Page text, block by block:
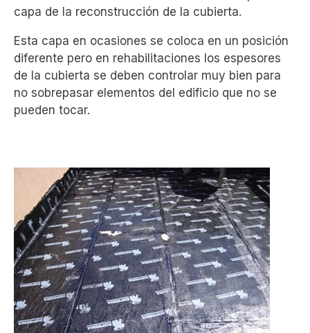
capa de la reconstrucción de la cubierta.
Esta capa en ocasiones se coloca en un posición
diferente pero en rehabilitaciones los espesores
de la cubierta se deben controlar muy bien para
no sobrepasar elementos del edificio que no se
pueden tocar.